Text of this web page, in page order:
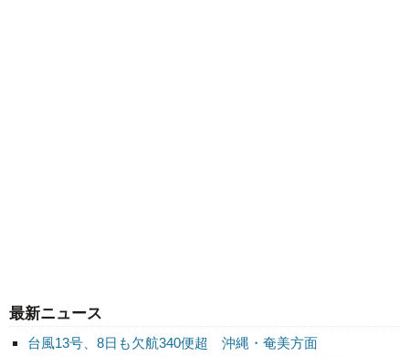
最新ニュース
台風13号、8日も欠航340便超 沖縄・奄美方面